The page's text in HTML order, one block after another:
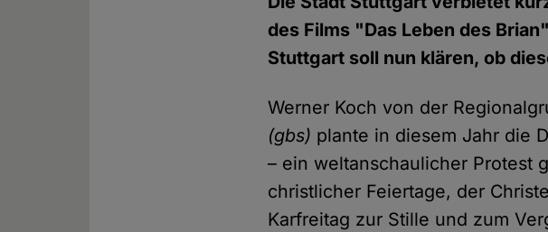
des Films "Das Leben des
Stuttgart soll nun klären, ob
Werner Koch von der
(gbs) plante in diesem Jahr die
– ein weltanschaulicher Protest
christlicher Feiertage, der
Karfreitag zur Stille und zum